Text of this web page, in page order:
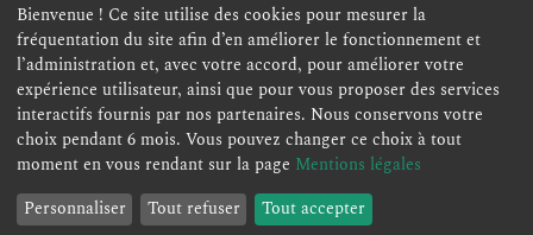
ESPACE PERSONNEL OFFRES D'EMPLOI SIGNALEMENT
TÉLÉSERVICES PLAN DU SITE
ACCESSIBILITÉ POLITIQUE DE CONFIDENTIALITÉ
MENTIONS LÉGALES CONTACT
Bienvenue ! Ce site utilise des cookies pour mesurer la
fréquentation du site afin d’en améliorer le fonctionnement et
l’administration et, avec votre accord, pour améliorer votre
expérience utilisateur, ainsi que pour vous proposer des services
interactifs fournis par nos partenaires. Nous conservons votre
choix pendant 6 mois. Vous pouvez changer ce choix à tout
moment en vous rendant sur la page Mentions légales
Personnaliser
Tout refuser Tout accepter